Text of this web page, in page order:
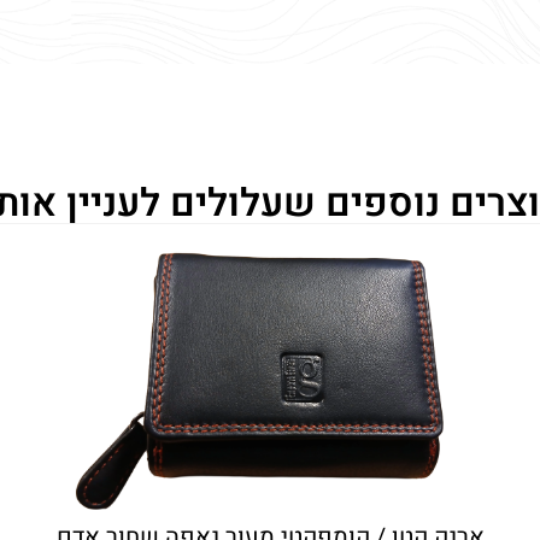
נוספים שעלולים לעניין